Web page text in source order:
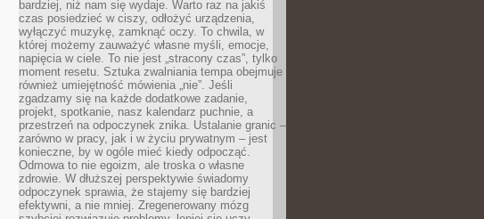
bardziej, niż nam się wydaje. Warto raz na jakiś
czas posiedzieć w ciszy, odłożyć urządzenia,
wyłączyć muzykę, zamknąć oczy. To chwila, w
której możemy zauważyć własne myśli, emocje,
napięcia w ciele. To nie jest „stracony czas”, tylko
moment resetu. Sztuka zwalniania tempa obejmuje
również umiejętność mówienia „nie”. Jeśli
zgadzamy się na każde dodatkowe zadanie,
projekt, spotkanie, nasz kalendarz puchnie, a
przestrzeń na odpoczynek znika. Ustalanie granic –
zarówno w pracy, jak i w życiu prywatnym – jest
konieczne, by w ogóle mieć kiedy odpocząć.
Odmowa to nie egoizm, ale troska o własne
zdrowie. W dłuższej perspektywie świadomy
odpoczynek sprawia, że stajemy się bardziej
efektywni, a nie mniej. Zregenerowany mózg